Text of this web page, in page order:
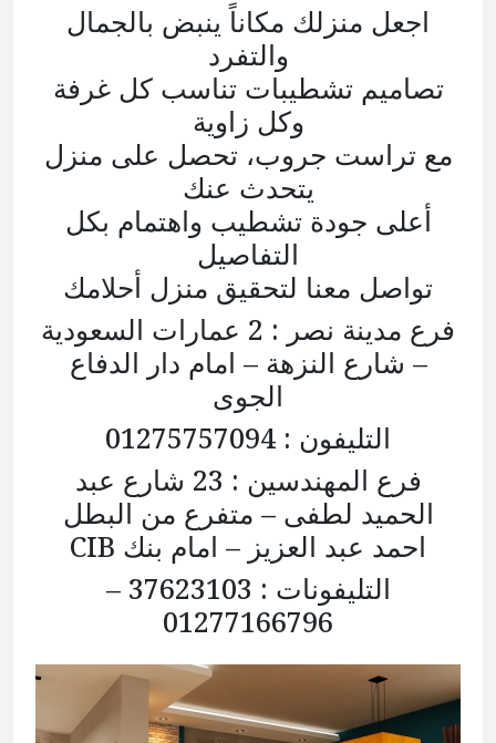
اجعل منزلك مكاناً ينبض بالجمال
والتفرد
تصاميم تشطيبات تناسب كل غرفة
وكل زاوية
مع تراست جروب، تحصل على منزل
يتحدث عنك
أعلى جودة تشطيب واهتمام بكل
التفاصيل
تواصل معنا لتحقيق منزل أحلامك
فرع مدينة نصر : 2 عمارات السعودية
– شارع النزهة – امام دار الدفاع
الجوى
التليفون : 01275757094
فرع المهندسين : 23 شارع عبد
الحميد لطفى – متفرع من البطل
احمد عبد العزيز – امام بنك CIB
التليفونات : 37623103 –
01277166796